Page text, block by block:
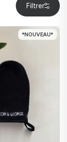
Filtrer
*NOUVEAU*
*NOUVEAU*